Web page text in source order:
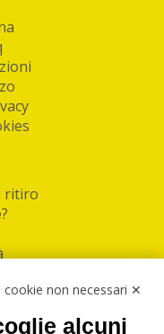
ritiro
cookie non necessari ✕
alcuni